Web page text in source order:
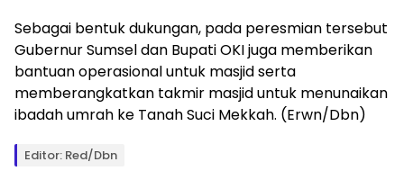
Sebagai bentuk dukungan, pada peresmian tersebut
Gubernur Sumsel dan Bupati OKI juga memberikan
bantuan operasional untuk masjid serta
memberangkatkan takmir masjid untuk menunaikan
ibadah umrah ke Tanah Suci Mekkah. (Erwn/Dbn)
Editor: Red/Dbn